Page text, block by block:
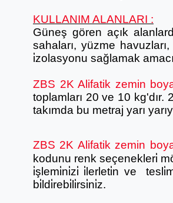
KULLANIM ALANLARI :
Güneş gören açık
sahaları, yüzme
i̇zolasyonu sağlamak
ZBS 2K Alifatik zemin
toplamları 20 ve 10 kg'dır.
takımda bu metraj yarı
ZBS 2K Alifatik zemin
kodunu renk seçenekleri̇
i̇şlemi̇ni̇zi̇ i̇lerleti̇n ve
bi̇ldi̇rebi̇li̇rsi̇ni̇z.